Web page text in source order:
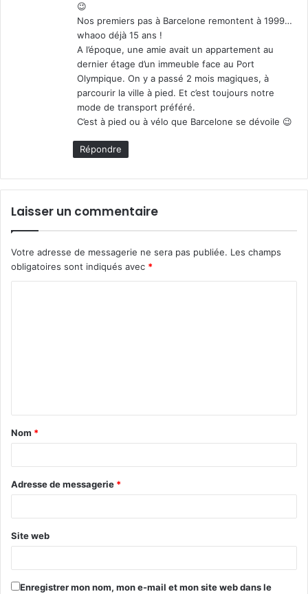
😉
Nos premiers pas à Barcelone remontent à 1999…
whaoo déjà 15 ans !
A l’époque, une amie avait un appartement au
dernier étage d’un immeuble face au Port
Olympique. On y a passé 2 mois magiques, à
parcourir la ville à pied. Et c’est toujours notre
mode de transport préféré.
C’est à pied ou à vélo que Barcelone se dévoile 😉
Répondre
Laisser un commentaire
Votre adresse de messagerie ne sera pas publiée. Les champs
obligatoires sont indiqués avec *
t
a
e
Nom *
Adresse de messagerie *
Site web
Enregistrer mon nom, mon e-mail et mon site web dans le